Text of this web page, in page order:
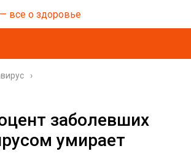
заболевших
умирает